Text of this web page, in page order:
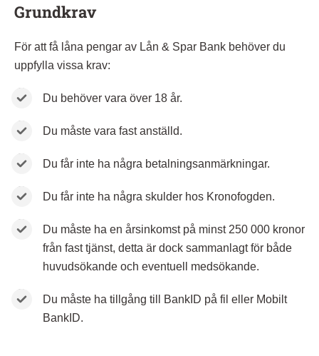
Grundkrav
För att få låna pengar av Lån & Spar Bank behöver du
uppfylla vissa krav:
Du behöver vara över 18 år.
Du måste vara fast anställd.
Du får inte ha några betalningsanmärkningar.
Du får inte ha några skulder hos Kronofogden.
Du måste ha en årsinkomst på minst 250 000 kronor
från fast tjänst, detta är dock sammanlagt för både
huvudsökande och eventuell medsökande.
Du måste ha tillgång till BankID på fil eller Mobilt
BankID.